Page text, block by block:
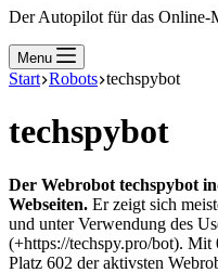
Der Autopilot für das Online-
Menu
Start Robots techspybot
techspybot
Der Webrobot techspybot
Webseiten. Er zeigt sich
und unter Verwendung des
(+https://techspy.pro/bot).
Platz 602 der aktivsten